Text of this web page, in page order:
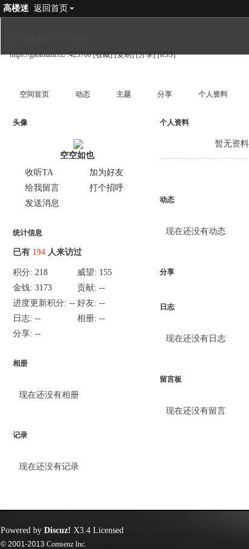
高楼迷 返回首页
https://gaoloumi.cc/?425760 [收藏] [复制] [分享] [RSS]
空间首页 动态 主题 分享 个人资料
头像
空空如也
收听TA
加为好友
给我留言
打个招呼
发送消息
统计信息
已有 194 人来访过
积分: 218 威望: 155
金钱: 3173 贡献: --
进度更新积分: -- 好友: --
日志: -- 相册: --
分享: --
相册
现在还没有相册
记录
现在还没有记录
个人资料
暂无资
动态
现在还没有动态
分享
日志
现在还没有日志
留言板
现在还没有留言
Powered by Discuz! X3.4 Licensed
© 2001-2013 Comsenz Inc.